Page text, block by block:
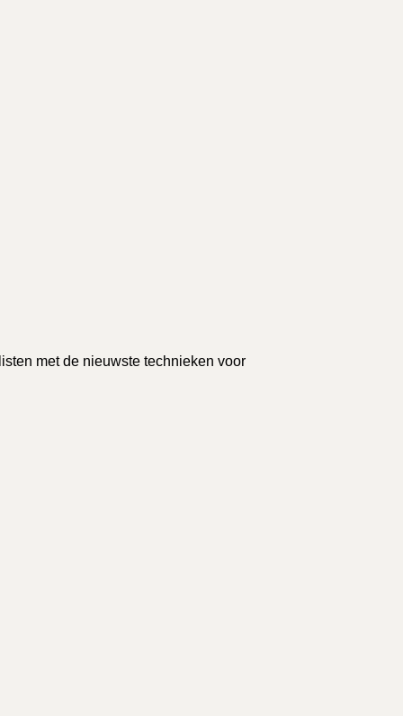
met de nieuwste technieken voor